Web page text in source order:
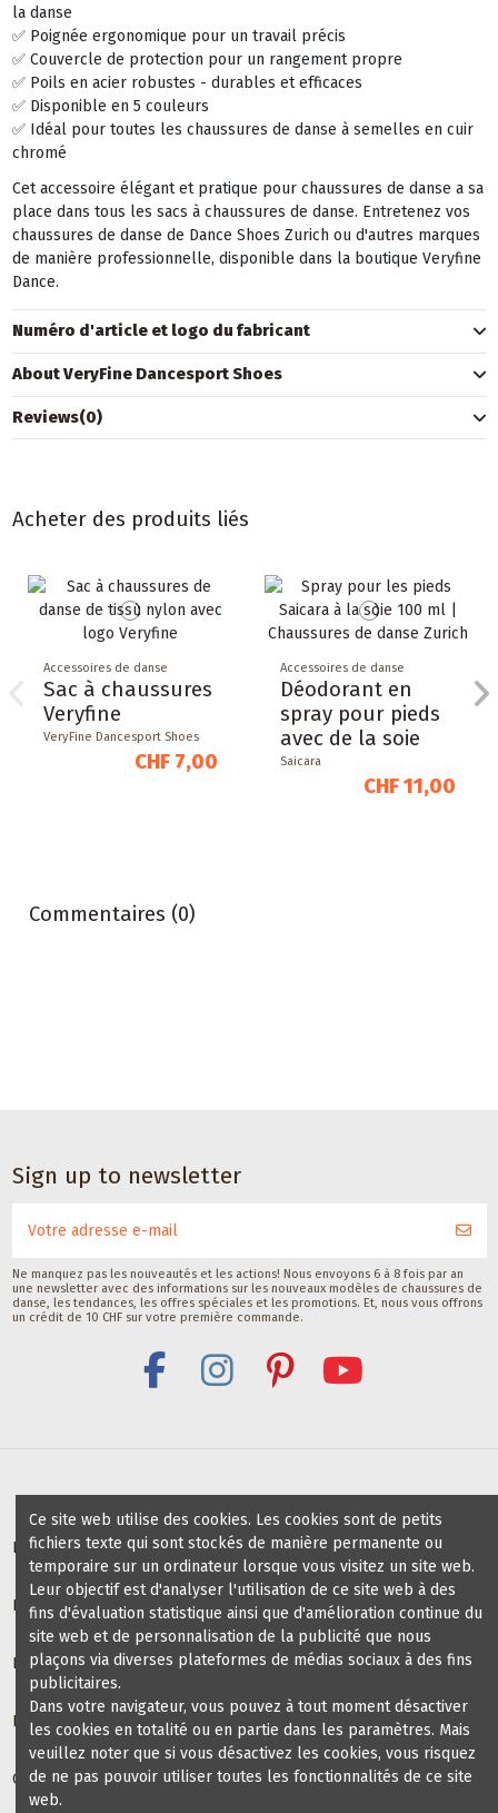
la danse
✅ Poignée ergonomique pour un travail précis
✅ Couvercle de protection pour un rangement propre
✅ Poils en acier robustes - durables et efficaces
✅ Disponible en 5 couleurs
✅ Idéal pour toutes les chaussures de danse à semelles en cuir
chromé
Cet accessoire élégant et pratique pour chaussures de danse a sa
place dans tous les sacs à chaussures de danse. Entretenez vos
chaussures de danse de Dance Shoes Zurich ou d'autres marques
de manière professionnelle, disponible dans la boutique Veryfine
Dance.
Numéro d'article et logo du fabricant
About VeryFine Dancesport Shoes
Reviews(0)
Acheter des produits liés
Accessoires de danse
Sac à chaussures
Veryfine
VeryFine Dancesport Shoes
CHF 7,00
Accessoires de danse
Déodorant en
spray pour pieds
avec de la soie
Saicara
CHF 11,00
chaussures de
Pedag International
CHF 9,00
Commentaires (0)
Sign up to newsletter
Ne manquez pas les nouveautés et les actions! Nous envoyons 6 à 8 fois par an
une newsletter avec des informations sur les nouveaux modèles de chaussures de
danse, les tendances, les offres spéciales et les promotions. Et, nous vous offrons
un crédit de 10 CHF sur votre première commande.
Bénéfices pour profs / groups de danse
Écoles de danse partenaires
Informations
Blog chaussures de danse
Contact us
Ce site web utilise des cookies. Les cookies sont de petits
fichiers texte qui sont stockés de manière permanente ou
temporaire sur un ordinateur lorsque vous visitez un site web.
Leur objectif est d'analyser l'utilisation de ce site web à des
fins d'évaluation statistique ainsi que d'amélioration continue du
site web et de personnalisation de la publicité que nous
plaçons via diverses plateformes de médias sociaux à des fins
publicitaires.
Dans votre navigateur, vous pouvez à tout moment désactiver
les cookies en totalité ou en partie dans les paramètres. Mais
veuillez noter que si vous désactivez les cookies, vous risquez
de ne pas pouvoir utiliser toutes les fonctionnalités de ce site
web.